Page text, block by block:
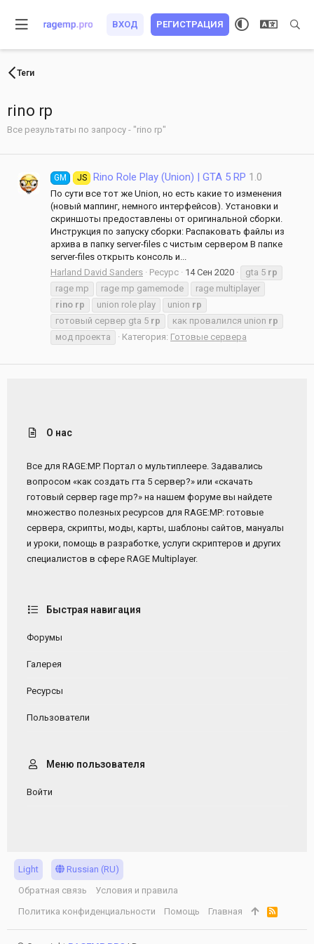
ВХОД РЕГИСТРАЦИЯ
Теги
rino rp
Все результаты по запросу - "rino rp"
GM JS Rino Role Play (Union) | GTA 5 RP 1.0
По сути все тот же Union, но есть какие то изменения
(новый маппинг, немного интерфейсов). Установки и
скриншоты предоставлены от оригинальной сборки.
Инструкция по запуску сборки: Распаковать файлы из
архива в папку server-files с чистым сервером В папке
server-files открыть консоль и...
Harland David Sanders
Ресурс 14 Сен 2020 gta 5 rp
rage mp
rage mp gamemode
rage multiplayer
rino rp union role play union rp
готовый сервер gta 5 rp как провалился union rp
мод проекта
Категория: Готовые сервера
О нас
Все для RAGE:MP. Портал о мультиплеере. Задавались
вопросом «как создать гта 5 сервер?» или «скачать
готовый сервер rage mp?» на нашем форуме вы найдете
множество полезных ресурсов для RAGE:MP: готовые
сервера, скрипты, моды, карты, шаблоны сайтов, мануалы
и уроки, помощь в разработке, услуги скриптеров и других
специалистов в сфере RAGE Multiplayer.
Быстрая навигация
Форумы
Галерея
Ресурсы
Пользователи
Меню пользователя
Войти
Light
Russian (RU)
Обратная связь
Условия и правила
Политика конфиденциальности
Помощь Главная
R
S
S